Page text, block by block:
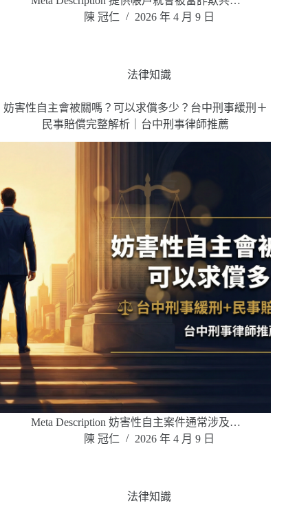
陳 冠仁
2026 年 4 月 9 日
法律知識
妨害性自主會被關嗎？可以求償多少？台中刑事緩刑＋
民事賠償完整解析｜台中刑事律師推薦
Meta Description 妨害性自主案件通常涉及…
陳 冠仁
2026 年 4 月 9 日
法律知識